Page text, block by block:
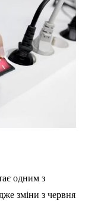
одним з
зміни з червня